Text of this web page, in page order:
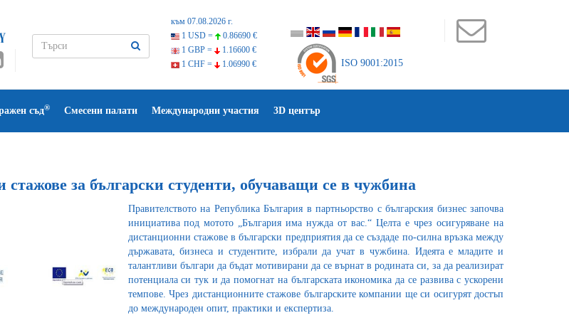
към 07.08.2026 г.
1 USD =
0.86690 €
1 GBP =
1.16600 €
1 CHF =
1.06990 € ISO 9001:2015
съд® Смесени палати Международни участия 3D център
за български студенти, обучаващи се в чужбина
Правителството на Република България в партньорство с българския бизнес започва
инициатива под мотото „България има нужда от вас.“ Целта е чрез осигуряване на
дистанционни стажове в български предприятия да се създаде по-силна връзка между
държавата, бизнеса и студентите, избрали да учат в чужбина. Идеята е младите и
талантливи българи да бъдат мотивирани да се върнат в родината си, за да реализират
потенциала си тук и да помогнат на българската икономика да се развива с ускорени
темпове. Чрез дистанционните стажове българските компании ще си осигурят достъп
до международен опит, практики и експертиза.